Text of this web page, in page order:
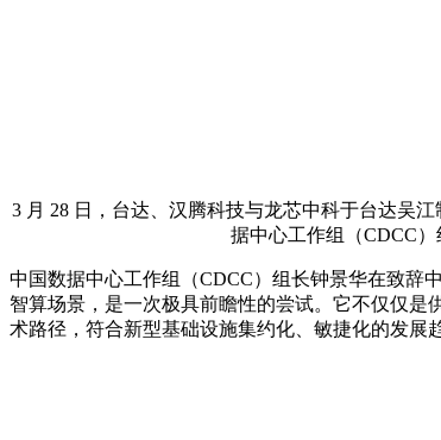
3 月 28 日，台达、汉腾科技与龙芯中科于台达吴
据中心工作组（CDCC
中国数据中心工作组（CDCC）组长钟景华在致辞
智算场景，是一次极具前瞻性的尝试。它不仅仅
术路径，符合新型基础设施集约化、敏捷化的发展